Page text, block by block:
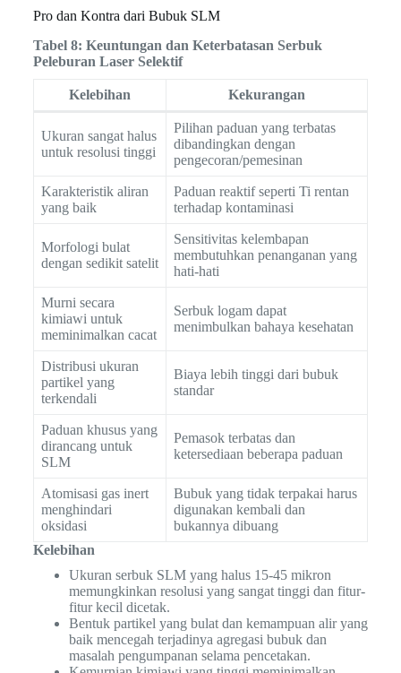
Pro dan Kontra dari Bubuk SLM
Tabel 8: Keuntungan dan Keterbatasan Serbuk
Peleburan Laser Selektif
Kelebihan Kekurangan
Ukuran sangat halus
untuk resolusi tinggi
Pilihan paduan yang terbatas
dibandingkan dengan
pengecoran/pemesinan
Karakteristik aliran
yang baik
Paduan reaktif seperti Ti rentan
terhadap kontaminasi
Morfologi bulat
dengan sedikit satelit
Sensitivitas kelembapan
membutuhkan penanganan yang
hati-hati
Murni secara
kimiawi untuk
meminimalkan cacat
Serbuk logam dapat
menimbulkan bahaya kesehatan
Distribusi ukuran
partikel yang
terkendali
Biaya lebih tinggi dari bubuk
standar
Paduan khusus yang
dirancang untuk
SLM
Pemasok terbatas dan
ketersediaan beberapa paduan
Atomisasi gas inert
menghindari
oksidasi
Bubuk yang tidak terpakai harus
digunakan kembali dan
bukannya dibuang
Kelebihan
Ukuran serbuk SLM yang halus 15-45 mikron
memungkinkan resolusi yang sangat tinggi dan fitur-
fitur kecil dicetak.
Bentuk partikel yang bulat dan kemampuan alir yang
baik mencegah terjadinya agregasi bubuk dan
masalah pengumpanan selama pencetakan.